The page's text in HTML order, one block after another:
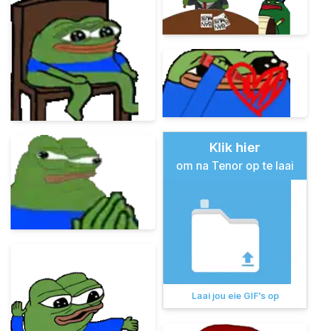
Klik hier
om na Tenor op te laai
Laai jou eie GIF's op